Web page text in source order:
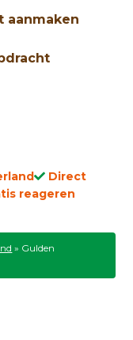
aanmaken
Direct
reageren
» Gulden